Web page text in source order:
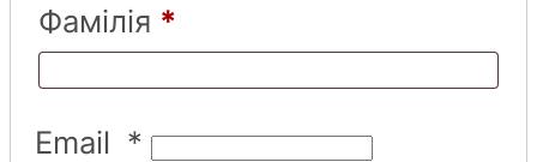
Фамілія *
Email *